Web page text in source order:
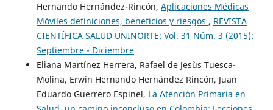
Hernando Hernández-Rincón, Aplicaciones Médicas
Móviles definiciones, beneficios y riesgos , REVISTA
CIENTÍFICA SALUD UNINORTE: Vol. 31 Núm. 3 (2015):
Septiembre - Diciembre
Eliana Martínez Herrera, Rafael de Jesùs Tuesca-
Molina, Erwin Hernando Hernández Rincón, Juan
Eduardo Guerrero Espinel, La Atención Primaria en